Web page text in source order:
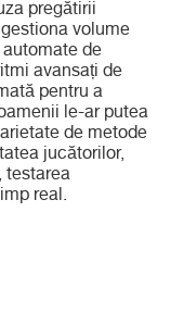
pregătirii
volume
de
avansați de
pentru a
le-ar putea
de metode
jucătorilor,
testarea
real.